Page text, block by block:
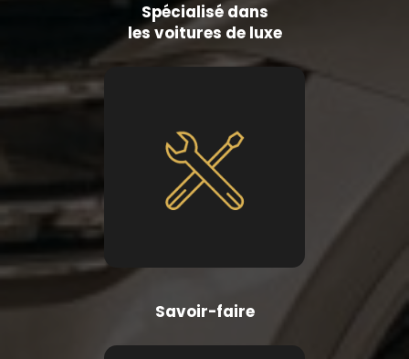
Spécialisé dans
les voitures de luxe
Savoir-faire